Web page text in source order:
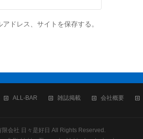
ドレス、サイトを保存する。
ALL-BAR 雑誌掲載 会社概要
限会社 日々是好日 All Rights Reserved.